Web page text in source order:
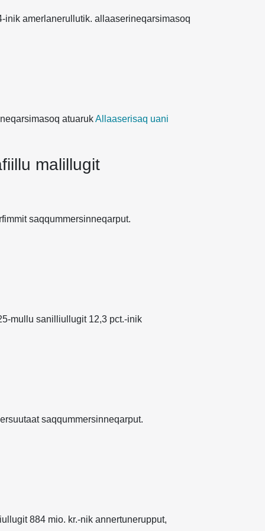
amerlanerullutik. allaaserineqarsimasoq
atuarukAllaaserisaq uani
malillugit
saqqummersinneqarput.
mullu sanilliullugit 12,3 pct.-inik
saqqummersinneqarput.
884 mio. kr.-nik annertunerupput,